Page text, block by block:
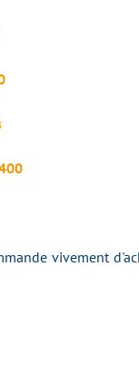
vivement